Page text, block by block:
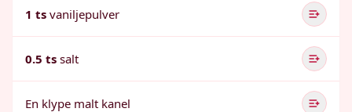
1 ts vaniljepulver
0.5 ts salt
En klype malt kanel